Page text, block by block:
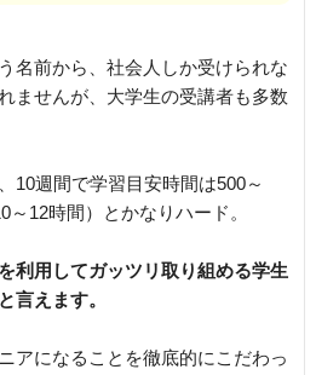
名前から、社会人しか受けられな
ませんが、大学生の受講者も多数
10週間で学習目安時間は500～
12時間）とかなりハード。
利用してガッツリ取り組める学生
言えます。
アになることを徹底的にこだわっ